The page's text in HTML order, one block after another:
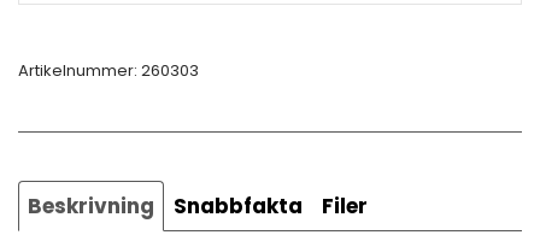
Artikelnummer: 260303
Beskrivning Snabbfakta Filer